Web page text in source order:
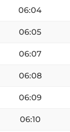
06:04
06:05
06:07
06:08
06:09
06:10